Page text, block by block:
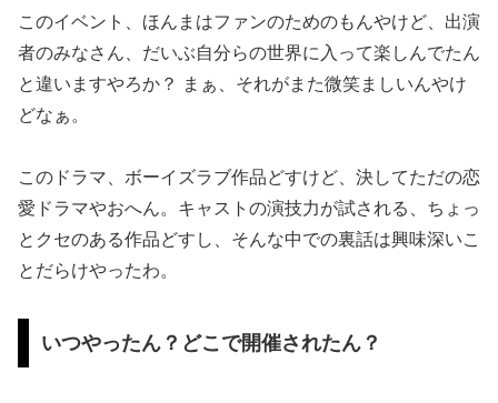
このイベント、ほんまはファンのためのもんやけど、出演
者のみなさん、だいぶ自分らの世界に入って楽しんでたん
と違いますやろか？ まぁ、それがまた微笑ましいんやけ
どなぁ。
このドラマ、ボーイズラブ作品どすけど、決してただの恋
愛ドラマやおへん。キャストの演技力が試される、ちょっ
とクセのある作品どすし、そんな中での裏話は興味深いこ
とだらけやったわ。
いつやったん？どこで開催されたん？